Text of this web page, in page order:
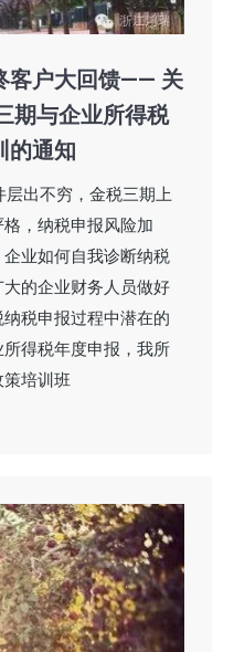
客户大回馈—— 关
期与企业所得税
的通知
出不穷，金税三期上
，纳税申报风险加
业如何自我诊断纳税
的企业财务人员做好
税申报过程中潜在的
得税年度申报，我所
培训班